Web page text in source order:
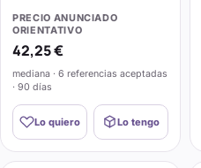
PRECIO ANUNCIADO
ORIENTATIVO
42,25 €
mediana · 6 referencias aceptadas
· 90 días
Lo quiero Lo tengo